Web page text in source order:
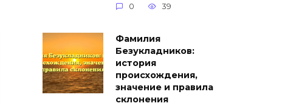
0 39
Фамилия
Безукладников:
история
происхождения,
значение и правила
склонения